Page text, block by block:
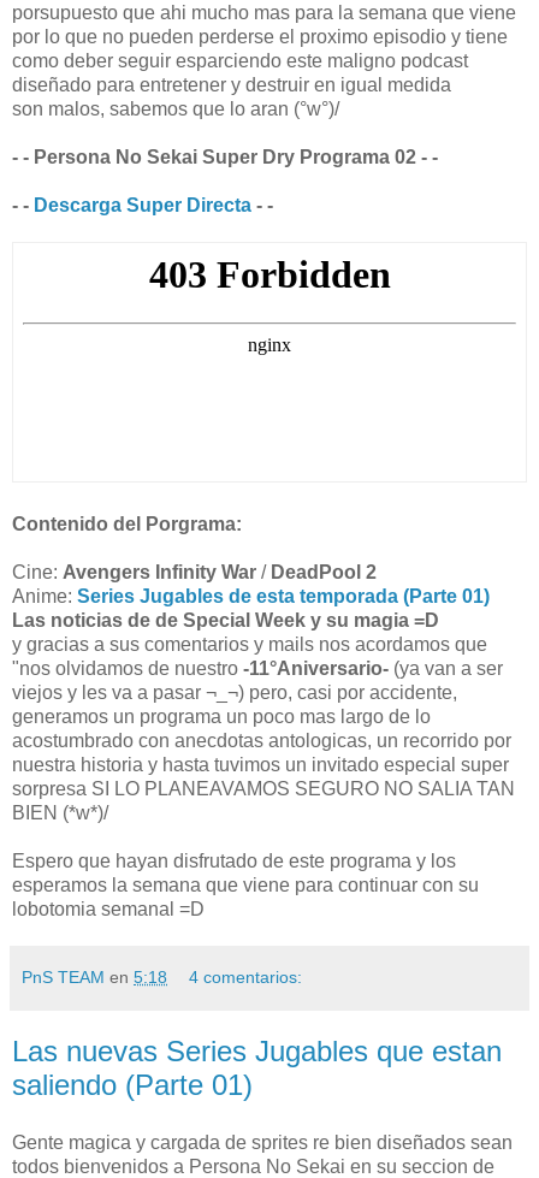
porsupuesto que ahi mucho mas para la semana que viene
por lo que no pueden perderse el proximo episodio y tiene
como deber seguir esparciendo este maligno podcast
diseñado para entretener y destruir en igual medida
son malos, sabemos que lo aran (°w°)/
- - Persona No Sekai Super Dry Programa 02 - -
- - Descarga Super Directa - -
Contenido del Porgrama:
Cine: Avengers Infinity War / DeadPool 2
Anime: Series Jugables de esta temporada (Parte 01)
Las noticias de de Special Week y su magia =D
y gracias a sus comentarios y mails nos acordamos que
"nos olvidamos de nuestro -11°Aniversario- (ya van a ser
viejos y les va a pasar ¬_¬) pero, casi por accidente,
generamos un programa un poco mas largo de lo
acostumbrado con anecdotas antologicas, un recorrido por
nuestra historia y hasta tuvimos un invitado especial super
sorpresa SI LO PLANEAVAMOS SEGURO NO SALIA TAN
BIEN (*w*)/
Espero que hayan disfrutado de este programa y los
esperamos la semana que viene para continuar con su
lobotomia semanal =D
PnS TEAM en 5:18 4 comentarios:
Las nuevas Series Jugables que estan
saliendo (Parte 01)
Gente magica y cargada de sprites re bien diseñados sean
todos bienvenidos a Persona No Sekai en su seccion de